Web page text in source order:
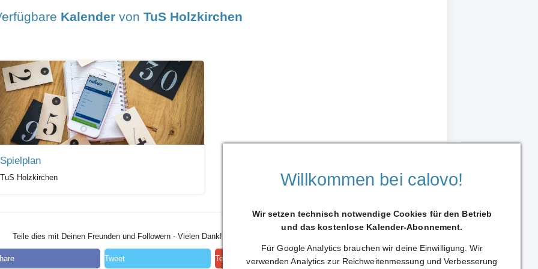
Kalender von TuS Holzkirchen
Spielplan
TuS Holzkirchen
Teile dies mit Deinen Freunden und Followern - Vielen Dank!
Tweet Teilen Weiterleiten
Willkommen bei calovo!
Wir setzen technisch notwendige Cookies für den Betrieb
und das kostenlose Kalender-Abonnement.
Für Google Analytics brauchen wir deine Einwilligung. Wir
verwenden Analytics zur Reichweitenmessung und Verbesserung